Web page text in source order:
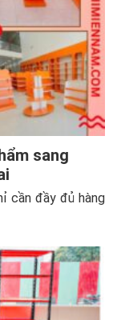
sang
cần đầy đủ hàng